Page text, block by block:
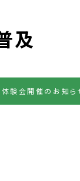
及
体験会開催のお知ら